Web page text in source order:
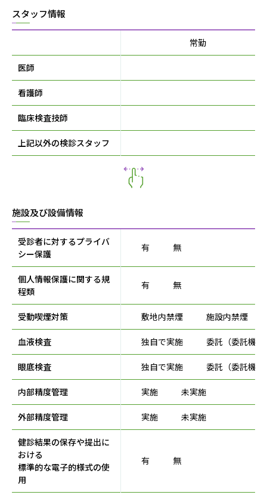
スタッフ情報
常勤
医師
看護師
臨床検査技師
上記以外の検診スタッフ
施設及び設備情報
受診者に対するプライバ
シー保護
有 無
個人情報保護に関する規
程類
有 無
受動喫煙対策 敷地内禁煙 施設内禁煙
血液検査 独自で実施 委託（委託機
眼底検査 独自で実施 委託（委託機
内部精度管理 実施 未実施
外部精度管理 実施 未実施
健診結果の保存や提出に
おける
標準的な電子的様式の使
用
有 無